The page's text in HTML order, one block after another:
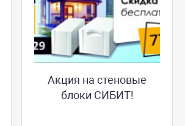
Акция на стеновые
блоки СИБИТ!